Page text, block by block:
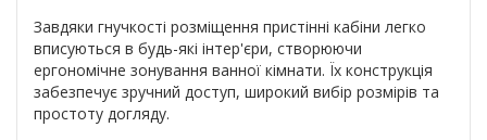
Завдяки гнучкості розміщення пристінні кабіни легко
вписуються в будь-які інтер'єри, створюючи
ергономічне зонування ванної кімнати. Їх конструкція
забезпечує зручний доступ, широкий вибір розмірів та
простоту догляду.